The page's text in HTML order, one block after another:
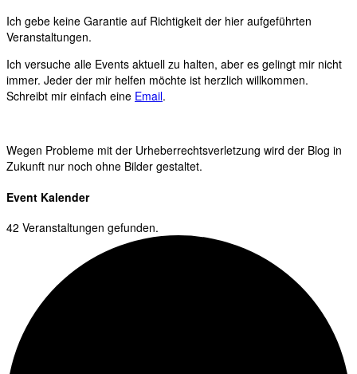
Ich gebe keine Garantie auf Richtigkeit der hier aufgeführten
Veranstaltungen.
Ich versuche alle Events aktuell zu halten, aber es gelingt mir nicht
immer. Jeder der mir helfen möchte ist herzlich willkommen.
Schreibt mir einfach eine Email.
Wegen Probleme mit der Urheberrechtsverletzung wird der Blog in
Zukunft nur noch ohne Bilder gestaltet.
Event Kalender
42 Veranstaltungen gefunden.